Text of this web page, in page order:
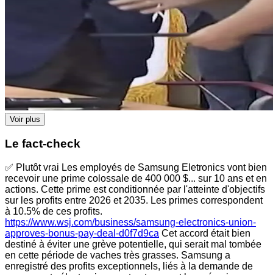
Voir plus
Le fact-check
✅ Plutôt vrai Les employés de Samsung Eletronics vont bien
recevoir une prime colossale de 400 000 $... sur 10 ans et en
actions. Cette prime est conditionnée par l'atteinte d'objectifs
sur les profits entre 2026 et 2035. Les primes correspondent
à 10.5% de ces profits.
https://www.wsj.com/business/samsung-electronics-union-
approves-bonus-pay-deal-d0f7d9ca Cet accord était bien
destiné à éviter une grève potentielle, qui serait mal tombée
en cette période de vaches très grasses. Samsung a
enregistré des profits exceptionnels, liés à la demande de